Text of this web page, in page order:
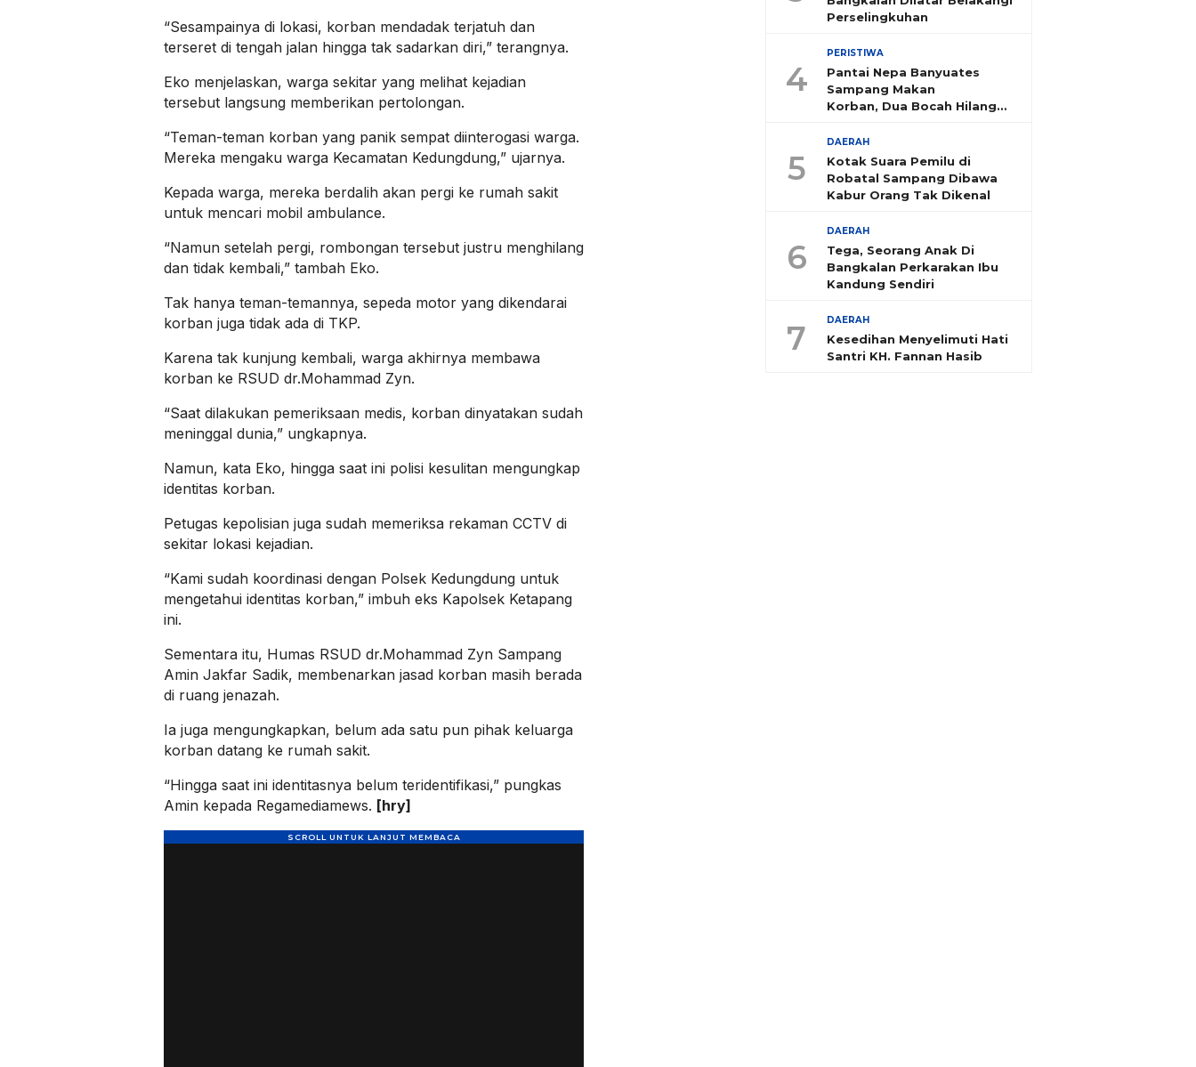
“Sesampainya di lokasi, korban mendadak terjatuh dan
terseret di tengah jalan hingga tak sadarkan diri,” terangnya.
Eko menjelaskan, warga sekitar yang melihat kejadian
tersebut langsung memberikan pertolongan.
“Teman-teman korban yang panik sempat diinterogasi warga.
Mereka mengaku warga Kecamatan Kedungdung,” ujarnya.
Kepada warga, mereka berdalih akan pergi ke rumah sakit
untuk mencari mobil ambulance.
“Namun setelah pergi, rombongan tersebut justru menghilang
dan tidak kembali,” tambah Eko.
Tak hanya teman-temannya, sepeda motor yang dikendarai
korban juga tidak ada di TKP.
Karena tak kunjung kembali, warga akhirnya membawa
korban ke RSUD dr.Mohammad Zyn.
“Saat dilakukan pemeriksaan medis, korban dinyatakan sudah
meninggal dunia,” ungkapnya.
Namun, kata Eko, hingga saat ini polisi kesulitan mengungkap
identitas korban.
Petugas kepolisian juga sudah memeriksa rekaman CCTV di
sekitar lokasi kejadian.
“Kami sudah koordinasi dengan Polsek Kedungdung untuk
mengetahui identitas korban,” imbuh eks Kapolsek Ketapang
ini.
Sementara itu, Humas RSUD dr.Mohammad Zyn Sampang
Amin Jakfar Sadik, membenarkan jasad korban masih berada
di ruang jenazah.
Ia juga mengungkapkan, belum ada satu pun pihak keluarga
korban datang ke rumah sakit.
“Hingga saat ini identitasnya belum teridentifikasi,” pungkas
Amin kepada Regamediamews. [hry]
Perselingkuhan
4
PERISTIWA
Pantai Nepa Banyuates
Sampang Makan
Korban, Dua Bocah Hilang
5
DAERAH
Kotak Suara Pemilu di
Robatal Sampang Dibawa
Kabur Orang Tak Dikenal
6
DAERAH
Tega, Seorang Anak Di
Bangkalan Perkarakan Ibu
Kandung Sendiri
7 DAERAH
Kesedihan Menyelimuti Hati
Santri KH. Fannan Hasib